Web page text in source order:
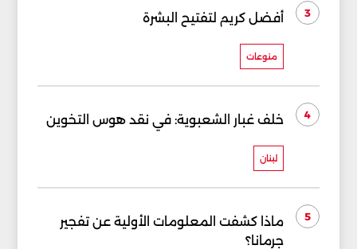
3 أفضل كريم لتفتيح البشرة
منوعات
4 خلف غبار الشعبوية: في نقد هوس التخوين
لبنان
5
ماذا كشفت المعلومات الأولية عن تفجير
جرمانا؟